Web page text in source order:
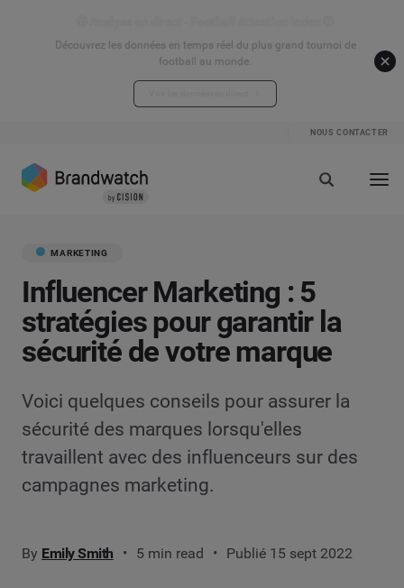
Découvrez les données en temps réel du plus grand tournoi de
football au monde.
NOUS CONTACTER
MARKETING
Influencer Marketing : 5
stratégies pour garantir la
sécurité de votre marque
Voici quelques conseils pour assurer la
sécurité des marques lorsqu'elles
travaillent avec des influenceurs sur des
campagnes marketing.
By Emily Smith 5 min read Publié 15 sept 2022